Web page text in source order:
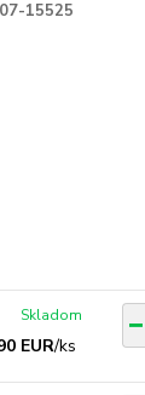
07-15525
EUR/ks
Skladom